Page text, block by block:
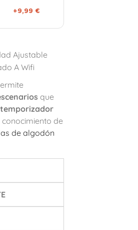
+9,99 €
Ajustable
A Wifi
que
temporizador
conocimiento de
de algodón